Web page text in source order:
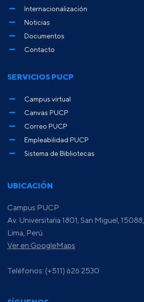
UBICACIÓN
Campus PUCP
Av. Universitaria 1801, San Miguel, 15088,
Lima, Perú
Ver en GoogleMaps
Teléfonos: (+511) 626 2530
Internacionalización
Noticias
Documentos
Contacto
SERVICIOS PUCP
Campus virtual
Canvas PUCP
Correo PUCP
Empleabilidad PUCP
Sistema de Bibliotecas